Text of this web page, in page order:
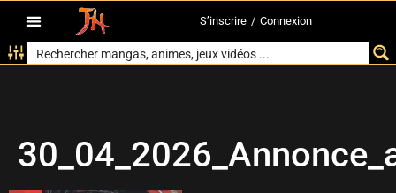
S’inscrire / Connexion